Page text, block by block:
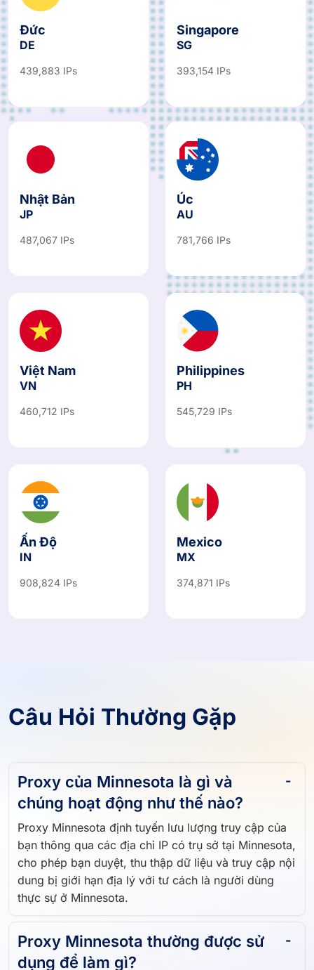
Đức
DE
439,883 IPs
Singapore
SG
393,154 IPs
Nhật Bản
JP
487,067 IPs
Úc
AU
781,766 IPs
Việt Nam
VN
460,712 IPs
Philippines
PH
545,729 IPs
Ấn Độ
IN
908,824 IPs
Mexico
MX
374,871 IPs
Câu Hỏi Thường Gặp
Proxy của Minnesota là gì và
chúng hoạt động như thế nào?
Proxy Minnesota định tuyến lưu lượng truy cập của
bạn thông qua các địa chỉ IP có trụ sở tại Minnesota,
cho phép bạn duyệt, thu thập dữ liệu và truy cập nội
dung bị giới hạn địa lý với tư cách là người dùng
thực sự ở Minnesota.
Proxy Minnesota thường được sử